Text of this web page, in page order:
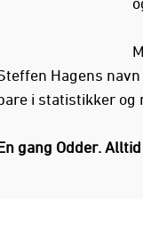
Hagens
i statistikker og
gang Odder. Alltid